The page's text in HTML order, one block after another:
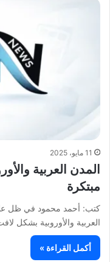
11 مايو، 2025
المدن العربية
مبتكرة
كتب: أحمد محمود في ظل
العربية والأوروبية بشكل
أكمل القراءة »